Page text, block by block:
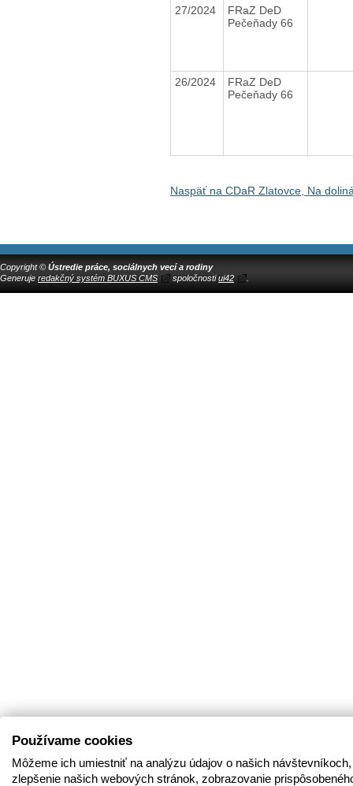
27/2024
FRaZ DeD
Pečeňady 66
26/2024
FRaZ DeD
Pečeňady 66
Naspäť na CDaR Zlatovce, Na
Copyright © Ústredie práce, sociálnych vecí a rodiny
Generuje redakčný systém BUXUS CMS spoločnostiui42
Používame cookies
Môžeme ich umiestniť na analýzu údajov o našich
zlepšenie našich webových stránok, zobrazovanie